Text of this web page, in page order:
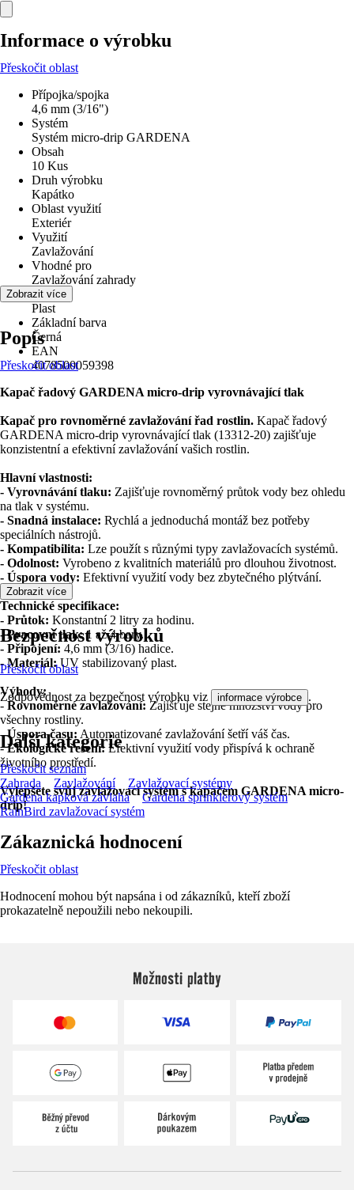
Informace o výrobku
Přeskočit oblast
Přípojka/spojka
4,6 mm (3/16")
Systém
Systém micro-drip GARDENA
Obsah
10 Kus
Druh výrobku
Kapátko
Oblast využití
Exteriér
Využití
Zavlažování
Vhodné pro
Zavlažování zahrady
Materiál
Plast
Základní barva
Černá
EAN
4078500059398
Zobrazit více
Popis
Přeskočit oblast
Kapač řadový GARDENA micro-drip vyrovnávající tlak
Kapač pro rovnoměrné zavlažování řad rostlin. Kapač řadový
GARDENA micro-drip vyrovnávající tlak (13312-20) zajišťuje
konzistentní a efektivní zavlažování vašich rostlin.
Hlavní vlastnosti:
- Vyrovnávání tlaku: Zajišťuje rovnoměrný průtok vody bez ohledu
na tlak v systému.
- Snadná instalace: Rychlá a jednoduchá montáž bez potřeby
speciálních nástrojů.
- Kompatibilita: Lze použít s různými typy zavlažovacích systémů.
- Odolnost: Vyrobeno z kvalitních materiálů pro dlouhou životnost.
- Úspora vody: Efektivní využití vody bez zbytečného plýtvání.
Technické specifikace:
- Průtok: Konstantní 2 litry za hodinu.
- Pracovní tlak:1 až 4 bary.
- Připojení: 4,6 mm (3/16) hadice.
- Materiál:UV stabilizovaný plast.
Výhody:
-Rovnoměrné zavlažování: Zajišťuje stejné množství vody pro
všechny rostliny.
-Úspora času: Automatizované zavlažování šetří váš čas.
-Ekologické řešení:Efektivní využití vody přispívá k ochraně
životního prostředí.
Vylepšete svůj zavlažovací systém s kapačem GARDENA micro-
drip!
Zobrazit více
Bezpečnost výrobků
Přeskočit oblast
Zodpovědnost za bezpečnost výrobku viz informace výrobce .
Další kategorie
Přeskočit seznam
Zahrada
Zavlažování
Zavlažovací systémy
Gardena kapková závlaha
Gardena sprinklerový systém
RainBird zavlažovací systém
Zákaznická hodnocení
Přeskočit oblast
Hodnocení mohou být napsána i od zákazníků, kteří zboží
prokazatelně nepoužili nebo nekoupili.
Možnosti platby